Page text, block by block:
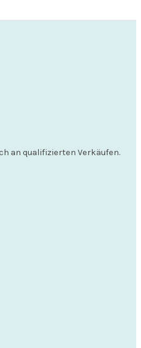
an qualifizierten Verkäufen.